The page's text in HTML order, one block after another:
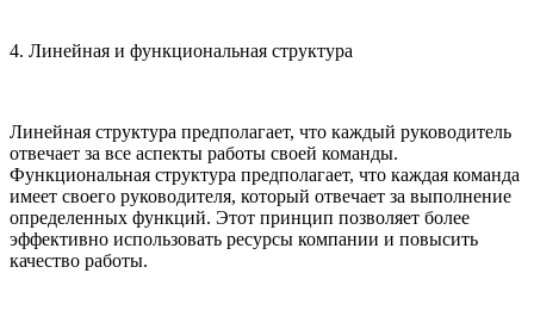
4. Линейная и функциональная структура
Линейная структура предполагает, что каждый руководитель
отвечает за все аспекты работы своей команды.
Функциональная структура предполагает, что каждая команда
имеет своего руководителя, который отвечает за выполнение
определенных функций. Этот принцип позволяет более
эффективно использовать ресурсы компании и повысить
качество работы.